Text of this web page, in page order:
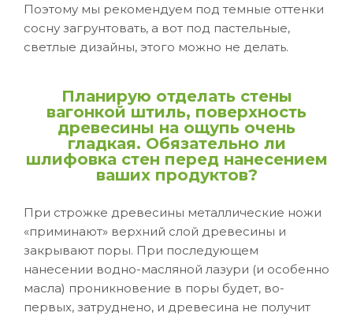
Поэтому мы рекомендуем под темные оттенки
сосну загрунтовать, а вот под пастельные,
светлые дизайны, этого можно не делать.
Планирую отделать стены
вагонкой штиль, поверхность
древесины на ощупь очень
гладкая. Обязательно ли
шлифовка стен перед нанесением
ваших продуктов?
При строжке древесины металлические ножи
«приминают» верхний слой древесины и
закрывают поры. При последующем
нанесении водно-масляной лазури (и особенно
масла) проникновение в поры будет, во-
первых, затруднено, и древесина не получит